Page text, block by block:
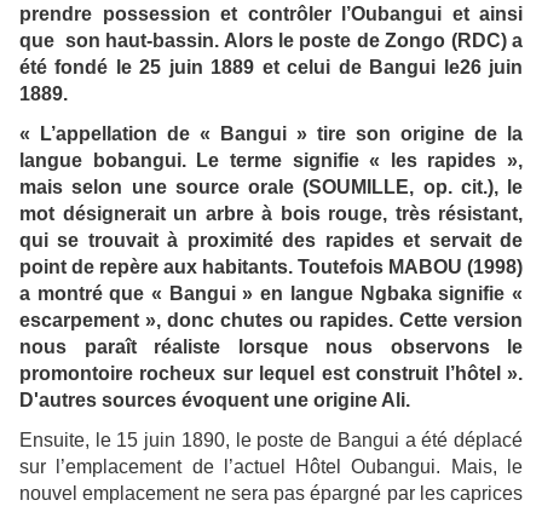
prendre possession et contrôler l’Oubangui et ainsi
que son haut-bassin. Alors le poste de Zongo (RDC) a
été fondé le 25 juin 1889 et celui de Bangui le26 juin
1889.
« L’appellation de « Bangui » tire son origine de la
langue bobangui. Le terme signifie « les rapides »,
mais selon une source orale (SOUMILLE, op. cit.), le
mot désignerait un arbre à bois rouge, très résistant,
qui se trouvait à proximité des rapides et servait de
point de repère aux habitants. Toutefois MABOU (1998)
a montré que « Bangui » en langue Ngbaka signifie «
escarpement », donc chutes ou rapides. Cette version
nous paraît réaliste lorsque nous observons le
promontoire rocheux sur lequel est construit l’hôtel ».
D'autres sources évoquent une origine Ali.
Ensuite, le 15 juin 1890, le poste de Bangui a été déplacé
sur l’emplacement de l’actuel Hôtel Oubangui. Mais, le
nouvel emplacement ne sera pas épargné par les caprices